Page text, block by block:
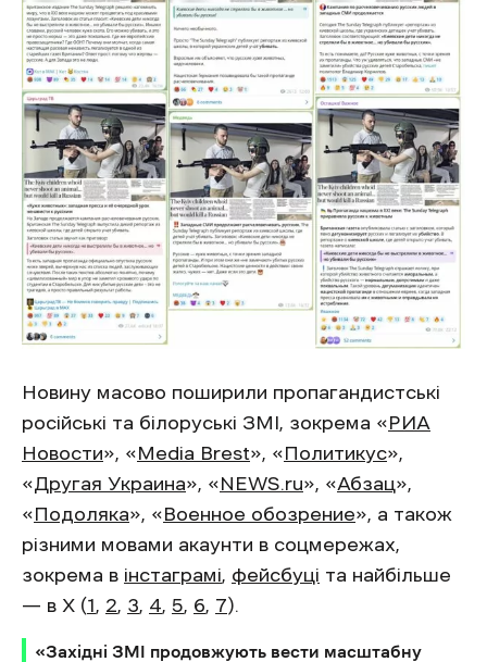
Новину масово поширили пропагандистські
російські та білоруські ЗМІ, зокрема «РИА
Новости», «Media Brest», «Политикус»,
«Другая Украина», «NEWS.ru», «Абзац»,
«Подоляка», «Военное обозрение», а також
різними мовами акаунти в соцмережах,
зокрема в інстаграмі, фейсбуці та найбільше
— в Х (1, 2, 3, 4, 5, 6, 7).
«Західні ЗМІ продовжують вести масштабну